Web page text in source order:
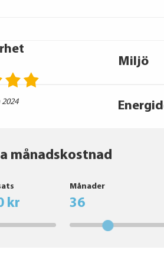
Miljö
månadskostnad
kr
Månader
36